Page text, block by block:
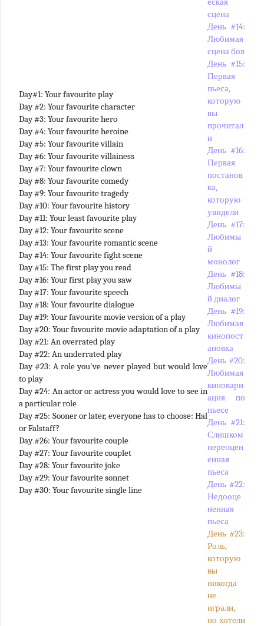
Day#1: Your favourite play
Day #2: Your favourite character
Day #3: Your favourite hero
Day #4: Your favourite heroine
Day #5: Your favourite villain
Day #6: Your favourite villainess
Day #7: Your favourite clown
Day #8: Your favourite comedy
Day #9: Your favourite tragedy
Day #10: Your favourite history
Day #11: Your least favourite play
Day #12: Your favourite scene
Day #13: Your favourite romantic scene
Day #14: Your favourite fight scene
Day #15: The first play you read
Day #16: Your first play you saw
Day #17: Your favourite speech
Day #18: Your favourite dialogue
Day #19: Your favourite movie version of a play
Day #20: Your favourite movie adaptation of a play
Day #21: An overrated play
Day #22: An underrated play
Day #23: A role you've never played but would love
to play
Day #24: An actor or actress you would love to see in
a particular role
Day #25: Sooner or later, everyone has to choose: Hal
or Falstaff?
Day #26: Your favourite couple
Day #27: Your favourite couplet
Day #28: Your favourite joke
Day #29: Your favourite sonnet
Day #30: Your favourite single line
сцена
День #14:
Любимая
сцена боя
День #15:
Первая
пьеса,
которую
вы
прочитал
и
День #16:
Первая
постанов
ка,
которую
увидели
День #17:
Любимы
й
монолог
День #18:
Любимы
й диалог
День #19:
Любимая
кинопост
ановка
День #20:
Любимая
киновари
ация по
пьесе
День #21:
Слишком
переоцен
енная
пьеса
День #22:
Недооце
ненная
пьеса
День #23:
Роль,
которую
вы
никогда
не
играли,
но хотели